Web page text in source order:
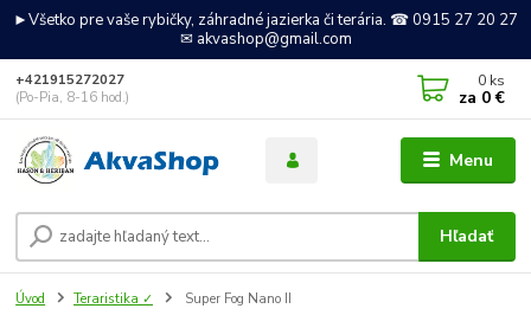
►Všetko pre vaše rybičky, záhradné jazierka či terária. ☎ 0915 27 20 27
✉ akvashop@gmail.com
Menu
Hľadať
+421915272027
(Po-Pia, 8-16 hod.)
0 ks
za 0 €
Úvod Teraristika ✓ Super Fog Nano II